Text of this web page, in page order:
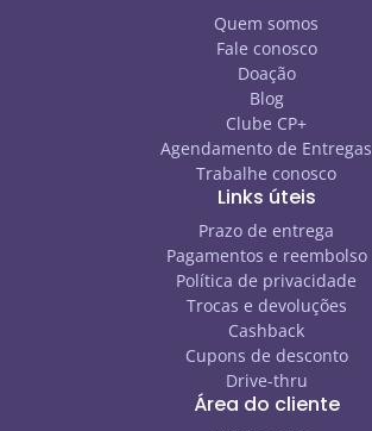
Quem somos
Fale conosco
Doação
Blog
Clube CP+
Agendamento de Entregas
Trabalhe conosco
Links úteis
Prazo de entrega
Pagamentos e reembolso
Política de privacidade
Trocas e devoluções
Cashback
Cupons de desconto
Drive-thru
Área do cliente